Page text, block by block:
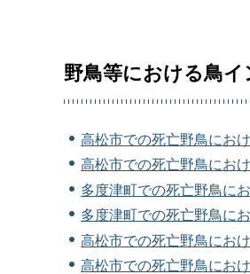
野鳥等における鳥
高松市での死亡野鳥にお
高松市での死亡野鳥にお
多度津町での死亡野鳥に
多度津町での死亡野鳥に
高松市での死亡野鳥にお
高松市での死亡野鳥にお